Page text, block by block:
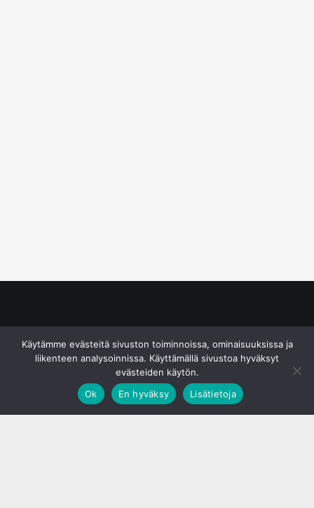
Käytämme evästeitä sivuston toiminnoissa, ominaisuuksissa ja
liikenteen analysoinnissa. Käyttämällä sivustoa hyväksyt
evästeiden käytön.
Ok
En hyväksy Lisätietoja